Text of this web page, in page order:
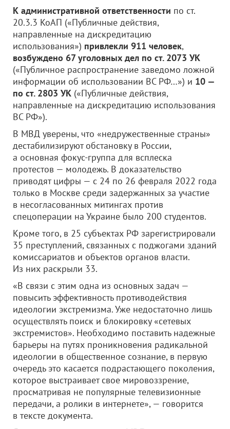
К административной ответственности по ст.
20.3.3 КоАП («Публичные действия,
направленные на дискредитацию
использования») привлекли 911 человек,
возбуждено 67 уголовных дел по ст. 2073 УК
(«Публичное распространение заведомо ложной
информации об использовании ВС РФ…») и 10 —
по ст. 2803 УК («Публичные действия,
направленные на дискредитацию использования
ВС РФ»).
В МВД уверены, что «недружественные страны»
дестабилизируют обстановку в России,
а основная фокус-группа для всплеска
протестов — молодежь. В доказательство
приводят цифры — с 24 по 26 февраля 2022 года
только в Москве среди задержанных за участие
в несогласованных митингах против
спецоперации на Украине было 200 студентов.
Кроме того, в 25 субъектах РФ зарегистрировали
35 преступлений, связанных с поджогами зданий
комиссариатов и объектов органов власти.
Из них раскрыли 33.
«В связи с этим одна из основных задач —
повысить эффективность противодействия
идеологии экстремизма. Уже недостаточно лишь
осуществлять поиск и блокировку «сетевых
экстремистов». Необходимо поставить надежные
барьеры на путях проникновения радикальной
идеологии в общественное сознание, в первую
очередь это касается подрастающего поколения,
которое выстраивает свое мировоззрение,
просматривая не популярные телевизионные
передачи, а ролики в интернете», — говорится
в тексте документа.